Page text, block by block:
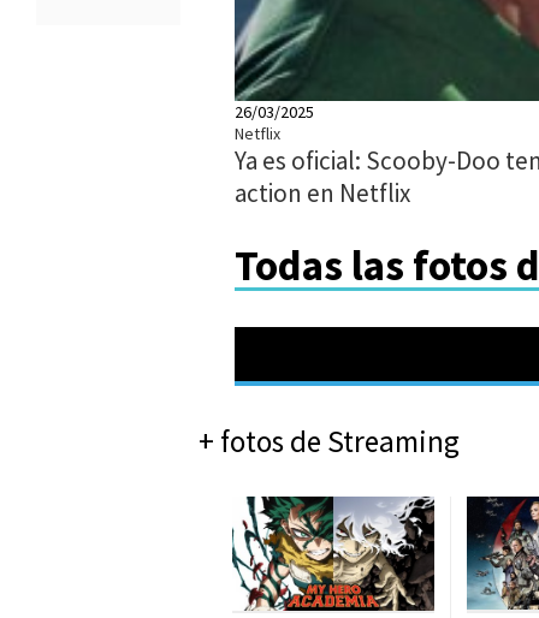
26/03/2025
Netflix
Ya es oficial: Scooby-Doo
action en Netflix
Todas las fotos
+ fotos de Streaming